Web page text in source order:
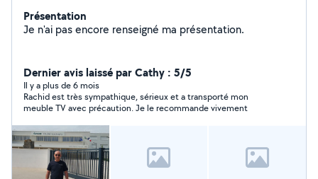
Présentation
Je n'ai pas encore renseigné ma présentation.
Dernier avis laissé par Cathy : 5/5
Il y a plus de 6 mois
Rachid est très sympathique, sérieux et a transporté mon
meuble TV avec précaution. Je le recommande vivement